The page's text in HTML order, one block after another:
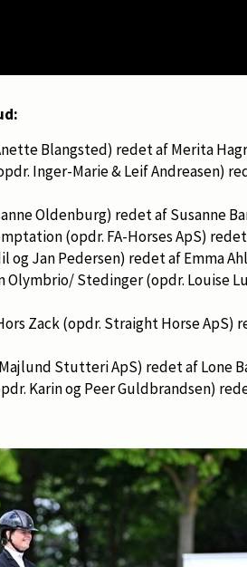
Blangsted) redet af Merita
Inger-Marie & Leif Andreasen)
Oldenburg) redet af Susanne
(opdr. FA-Horses ApS)
og Jan Pedersen) redet af Emma
Olymbrio/ Stedinger (opdr. Louise
Zack (opdr. Straight Horse ApS)
Stutteri ApS) redet af Lone
Karin og Peer Guldbrandsen)